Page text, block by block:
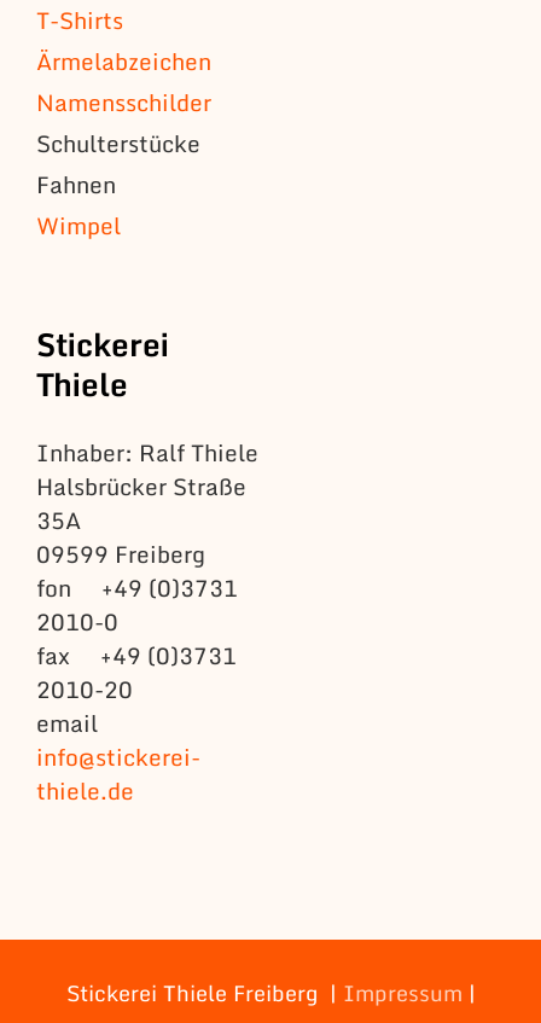
T-Shirts
Ärmelabzeichen
Namensschilder
Schulterstücke
Fahnen
Wimpel
Stickerei
Thiele
Inhaber: Ralf Thiele
Halsbrücker Straße
35A
09599 Freiberg
fon +49 (0)3731
2010-0
fax +49 (0)3731
2010-20
email
info@stickerei-
thiele.de
Stickerei Thiele Freiberg | Impressum |